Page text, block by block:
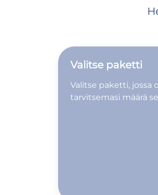
Valitse paketti
Valitse paketti, jossa
tarvitsemasi määrä